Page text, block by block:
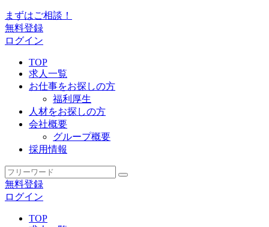
まずはご相談！
無料登録
ログイン
TOP
求人一覧
お仕事をお探しの方
福利厚生
人材をお探しの方
会社概要
グループ概要
採用情報
無料登録
ログイン
TOP